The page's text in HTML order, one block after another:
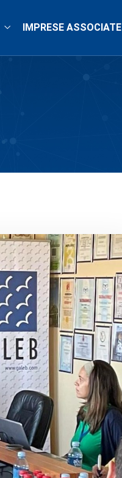
IMPRESE ASSOCIATE